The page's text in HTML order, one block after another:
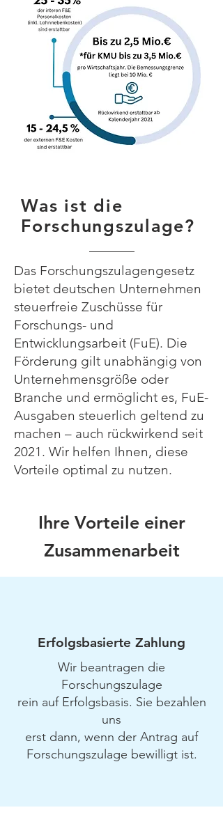
Was ist die
Forschungszulage?
​​Das Forschungszulagengesetz
bietet deutschen Unternehmen
steuerfreie Zuschüsse für
Forschungs- und
Entwicklungsarbeit (FuE). Die
Förderung gilt unabhängig von
Unternehmensgröße oder
Branche und ermöglicht es, FuE-
Ausgaben steuerlich geltend zu
machen – auch rückwirkend seit
2021. Wir helfen Ihnen, diese
Vorteile optimal zu nutzen.​
Ihre Vorteile einer
Zusammenarbeit
Erfolgsbasierte Zahlung
Wir beantragen die
Forschungszulage
rein auf Erfolgsbasis. Sie bezahlen
uns
erst dann, wenn der Antrag auf
Forschungszulage bewilligt ist.